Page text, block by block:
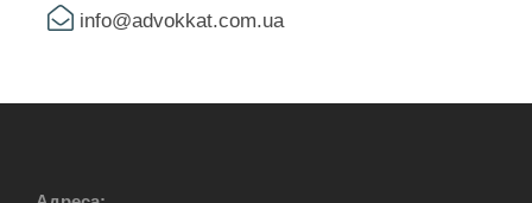
info@advokkat.com.ua